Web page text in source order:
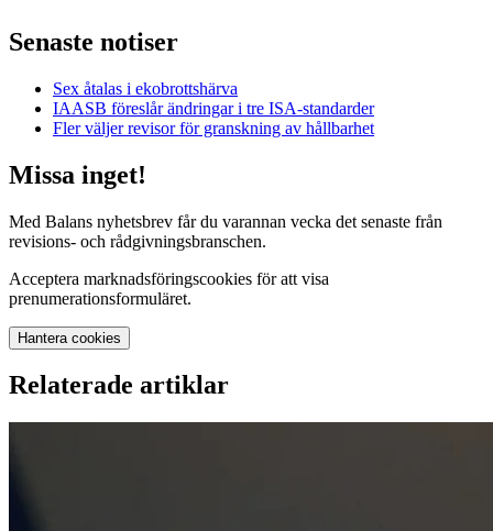
Senaste notiser
Sex åtalas i ekobrottshärva
IAASB föreslår ändringar i tre ISA-standarder
Fler väljer revisor för granskning av hållbarhet
Missa inget!
Med Balans nyhetsbrev får du varannan vecka det senaste från
revisions- och rådgivningsbranschen.
Acceptera marknadsföringscookies för att visa
prenumerationsformuläret.
Hantera cookies
Relaterade artiklar